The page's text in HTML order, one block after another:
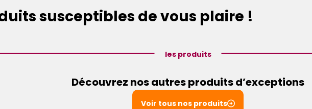
susceptibles de vous plaire !
les produits
Découvrez nos autres produits d’exceptions
Voir tous nos produits